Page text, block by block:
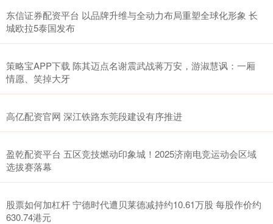
东信证券配资平台 以品牌升维与全动力布局重塑全球化形象 长
城欧拉5泰国发布
策略宝APP下载 陈其迈点名谢震武战蒋万安，游淑慧讽：一厢
情愿、笑掉大牙
高亿配资官网 深江铁路东莞段建设有序推进
盈乾配资平台 五区竞技燃动印象城！2025济南电竞运动会区域
选拔赛落幕
股票如何加杠杆 宁德时代遭贝莱德减持约10.61万股 每股作价约
630.74港元